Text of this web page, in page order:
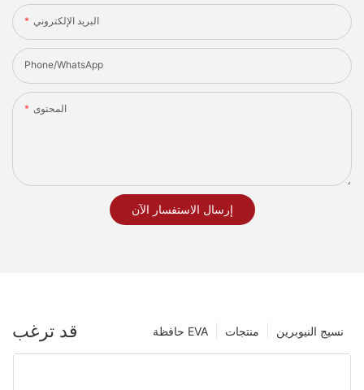
البريد الإلكتروني
Phone/whatsApp
المحتوى
إرسال الاستفسار الآن
قد ترغب نسيج النيوبرين منتجات حافظة EVA